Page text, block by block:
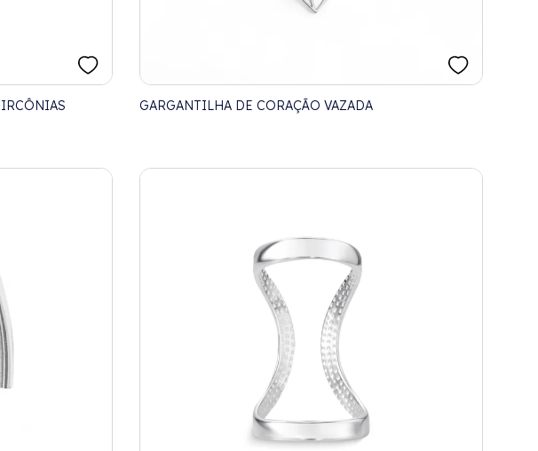
GARGANTILHA DE CORAÇÃO VAZADA